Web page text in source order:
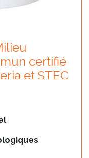
certifié
et STEC